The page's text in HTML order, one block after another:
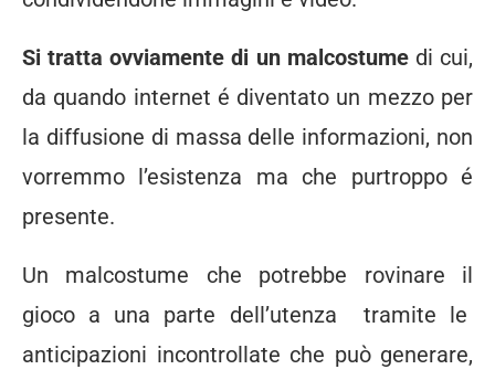
Si tratta ovviamente di un malcostumedi cui,
da quando internet é diventato un mezzo per
la diffusione di massa delle informazioni, non
vorremmo l’esistenza ma che purtroppo é
presente.
Un malcostume che potrebbe rovinare il
gioco a una parte dell’utenza tramite le
anticipazioni incontrollate che può generare,